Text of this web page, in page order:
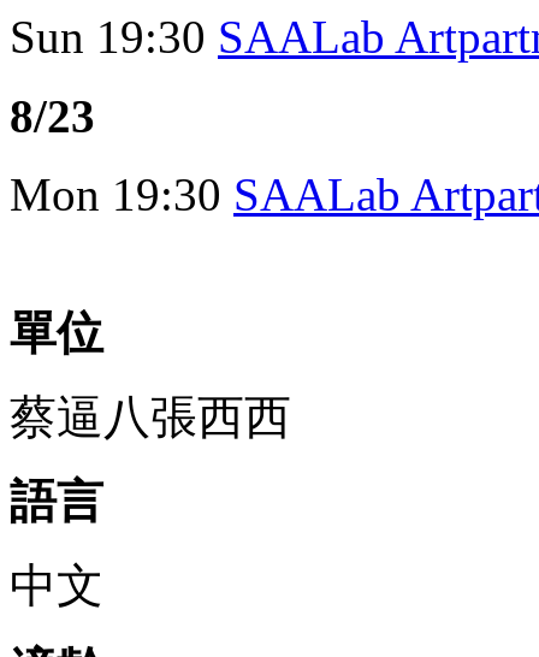
Sun 19:30 SAALab
8/23
Mon 19:30 SAALab
單位
蔡逼八張西西
語言
中文